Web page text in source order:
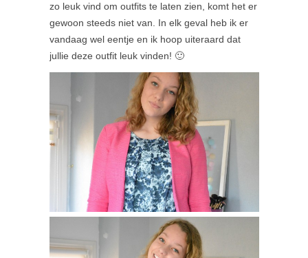
zo leuk vind om outfits te laten zien, komt het er
gewoon steeds niet van. In elk geval heb ik er
vandaag wel eentje en ik hoop uiteraard dat
jullie deze outfit leuk vinden! 🙂